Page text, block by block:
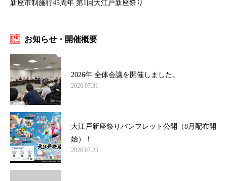
新座市制施行45周年 第1回大江戸新座祭り
お知らせ・開催概要
2026年 全体会議を開催しました。
2026.07.31
大江戸新座祭りパンフレット公開（8月配布開
始）！
2026.07.25